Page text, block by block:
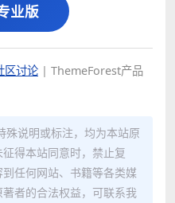
业版
区讨论 | ThemeForest产品
殊说明或标注，均为本站原
得本站同意时，禁止复
任何网站、书籍等各类媒
者的合法权益，可联系我